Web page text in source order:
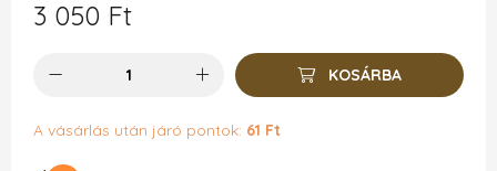
3 050 Ft
KOSÁRBA
A vásárlás után járó pontok: 61 Ft